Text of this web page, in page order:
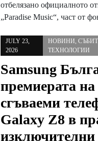
отбелязано официалното
„Paradise Music“, част от
JULY 23,
2026
НОВИНИ,
ТЕХНОЛОГИИ
Samsung
премиерата на
сгъваеми
Galaxy Z8 в
изключителни